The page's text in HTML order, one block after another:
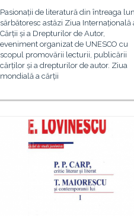
Pasionații de literatură din întreaga
sărbătoresc astăzi Ziua Internațională
Cărții și a Drepturilor de Autor,
eveniment organizat de UNESCO cu
scopul promovării lecturii, publicării
cărților și a drepturilor de autor. Ziua
mondială a cărții